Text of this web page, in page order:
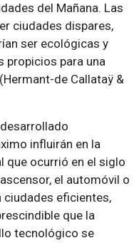
del Mañana. Las
ciudades dispares,
ser ecológicas y
propicios para una
de Callataÿ &
influirán en la
que ocurrió en el siglo
el automóvil o
ciudades eficientes,
que la
tecnológico se